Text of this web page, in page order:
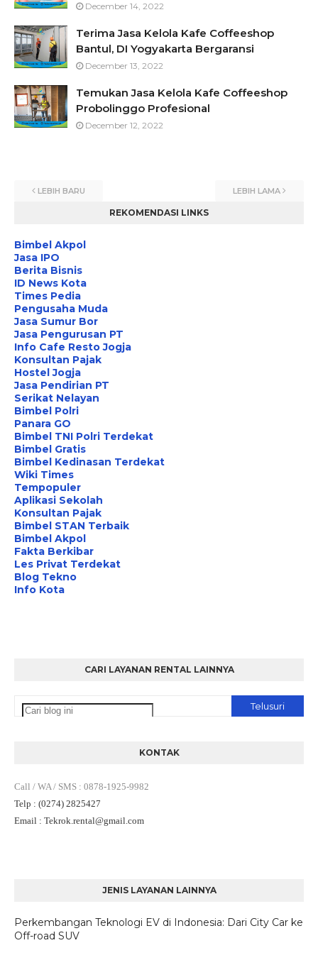
December 14, 2022
Terima Jasa Kelola Kafe Coffeeshop
Bantul, DI Yogyakarta Bergaransi
December 13, 2022
Temukan Jasa Kelola Kafe Coffeeshop
Probolinggo Profesional
December 12, 2022
LEBIH BARU LEBIH LAMA
REKOMENDASI LINKS
Bimbel Akpol
Jasa IPO
Berita Bisnis
ID News Kota
Times Pedia
Pengusaha Muda
Jasa Sumur Bor
Jasa Pengurusan PT
Info Cafe Resto Jogja
Konsultan Pajak
Hostel Jogja
Jasa Pendirian PT
Serikat Nelayan
Bimbel Polri
Panara GO
Bimbel TNI Polri Terdekat
Bimbel Gratis
Bimbel Kedinasan Terdekat
Wiki Times
Tempopuler
Aplikasi Sekolah
Konsultan Pajak
Bimbel STAN Terbaik
Bimbel Akpol
Fakta Berkibar
Les Privat Terdekat
Blog Tekno
Info Kota
CARI LAYANAN RENTAL LAINNYA
KONTAK
Call / WA / SMS : 0878-1925-9982
Telp : (0274) 2825427
Email : Tekrok.rental@gmail.com
JENIS LAYANAN LAINNYA
Perkembangan Teknologi EV di Indonesia: Dari City Car ke
Off-road SUV